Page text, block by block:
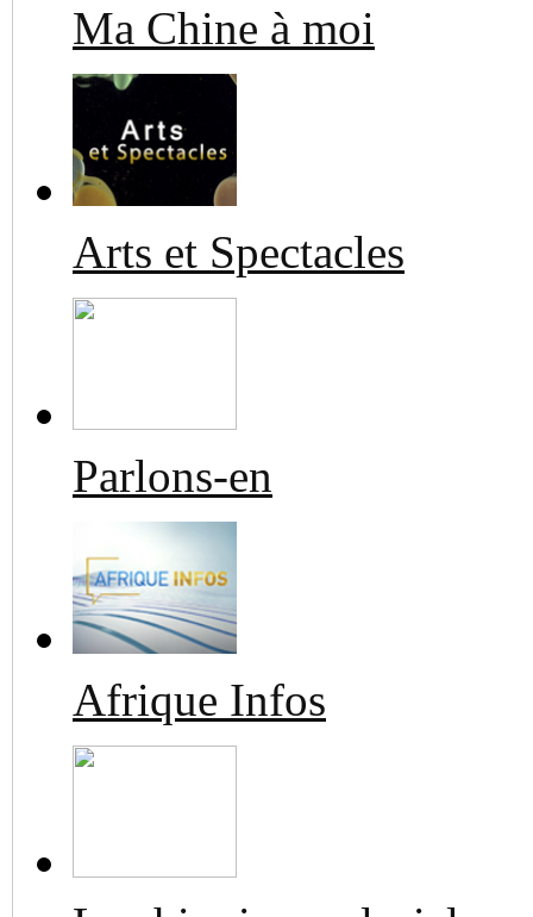
Ma Chine à moi
Arts et Spectacles
Parlons-en
Afrique Infos